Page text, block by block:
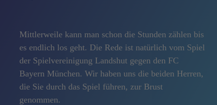
Mittlerweile kann man schon die Stunden zählen bis
es endlich los geht. Die Rede ist natürlich vom Spiel
der Spielvereinigung Landshut gegen den FC
Bayern München. Wir haben uns die beiden Herren,
die Sie durch das Spiel führen, zur Brust
genommen.